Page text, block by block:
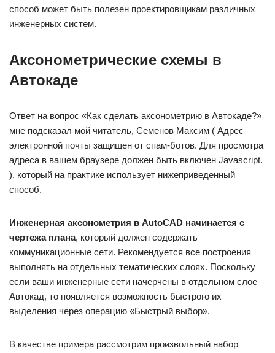
способ может быть полезен проектировщикам различных
инженерных систем.
Аксонометрические схемы в
Автокаде
Ответ на вопрос «Как сделать аксонометрию в Автокаде?»
мне подсказал мой читатель, Семенов Максим ( Адрес
электронной почты защищен от спам-ботов. Для просмотра
адреса в вашем браузере должен быть включен Javascript.
), который на практике использует нижеприведенный
способ.
Инженерная аксонометрия в AutoCAD начинается с
чертежа плана, который должен содержать
коммуникационные сети. Рекомендуется все построения
выполнять на отдельных тематических слоях. Поскольку
если ваши инженерные сети начерчены в отдельном слое
Автокад, то появляется возможность быстрого их
выделения через операцию «Быстрый выбор».
В качестве примера рассмотрим произвольный набор